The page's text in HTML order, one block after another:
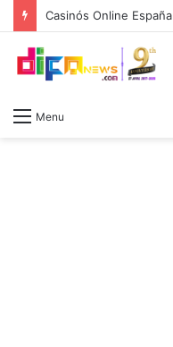
Casinós Online España
Menu